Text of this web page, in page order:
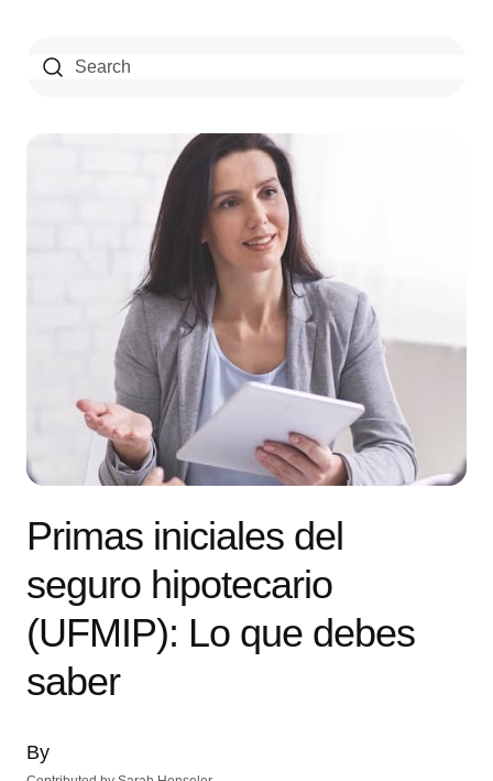
Primas iniciales del
seguro hipotecario
(UFMIP): Lo que debes
saber
By